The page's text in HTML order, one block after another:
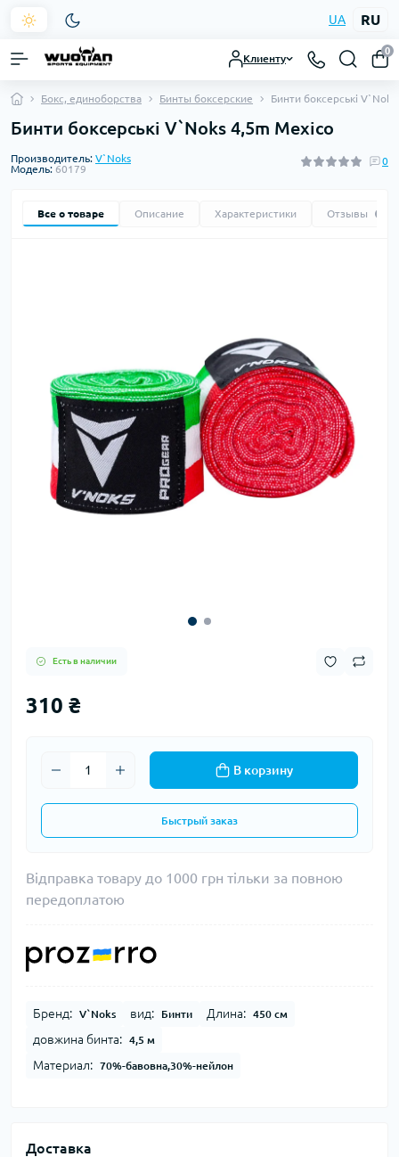
UA RU
Клиенту
0
Бокс, единоборства Бинты боксерские Бинти боксерські
Бинти боксерські V`Noks 4,5m Mexico
Производитель: V`Noks
Модель: 60179
0
Все о товаре Описание Характеристики Отзывы
Есть в наличии
310 ₴
В корзину
Быстрый заказ
Відправка товару до 1000 грн тільки за повною
передоплатою
Бренд: V`Noks вид: Бинти Длина: 450 см
довжина бинта: 4,5 м
Материал: 70%-бавовна,30%-нейлон
Доставка